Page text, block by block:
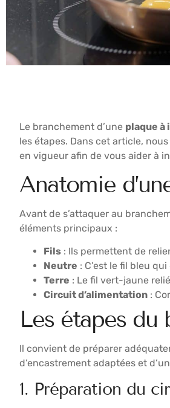
Le branchement d’une plaque à
les étapes. Dans cet article,
en vigueur afin de vous aider à
Anatomie
Avant de s’attaquer au
éléments principaux :
Fils : Ils permettent de
Neutre : C’est le fil bleu
Terre : Le fil vert-jaune
Circuit d’alimentation :
Les étapes du
Il convient de préparer
d’encastrement adaptées et
1. Préparation du